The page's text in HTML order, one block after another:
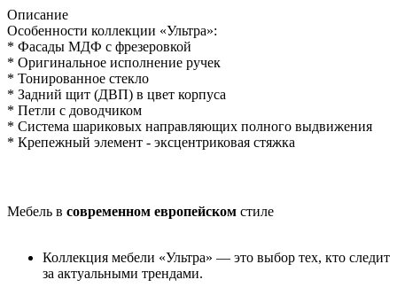
Описание
Особенности коллекции «Ультра»:
* Фасады МДФ с фрезеровкой
* Оригинальное исполнение ручек
* Тонированное стекло
* Задний щит (ДВП) в цвет корпуса
* Петли с доводчиком
* Система шариковых направляющих полного выдвижения
* Крепежный элемент - эксцентриковая стяжка
Мебель в современном европейском стиле
Коллекция мебели «Ультра» — это выбор тех, кто следит
за актуальными трендами.